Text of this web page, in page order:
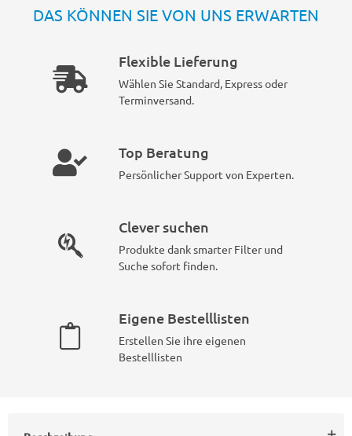
DAS KÖNNEN SIE VON UNS ERWARTEN
Flexible Lieferung
Wählen Sie Standard, Express oder
Terminversand.
Top Beratung
Persönlicher Support von Experten.
Clever suchen
Produkte dank smarter Filter und
Suche sofort finden.
Eigene Bestelllisten
Erstellen Sie ihre eigenen
Bestelllisten